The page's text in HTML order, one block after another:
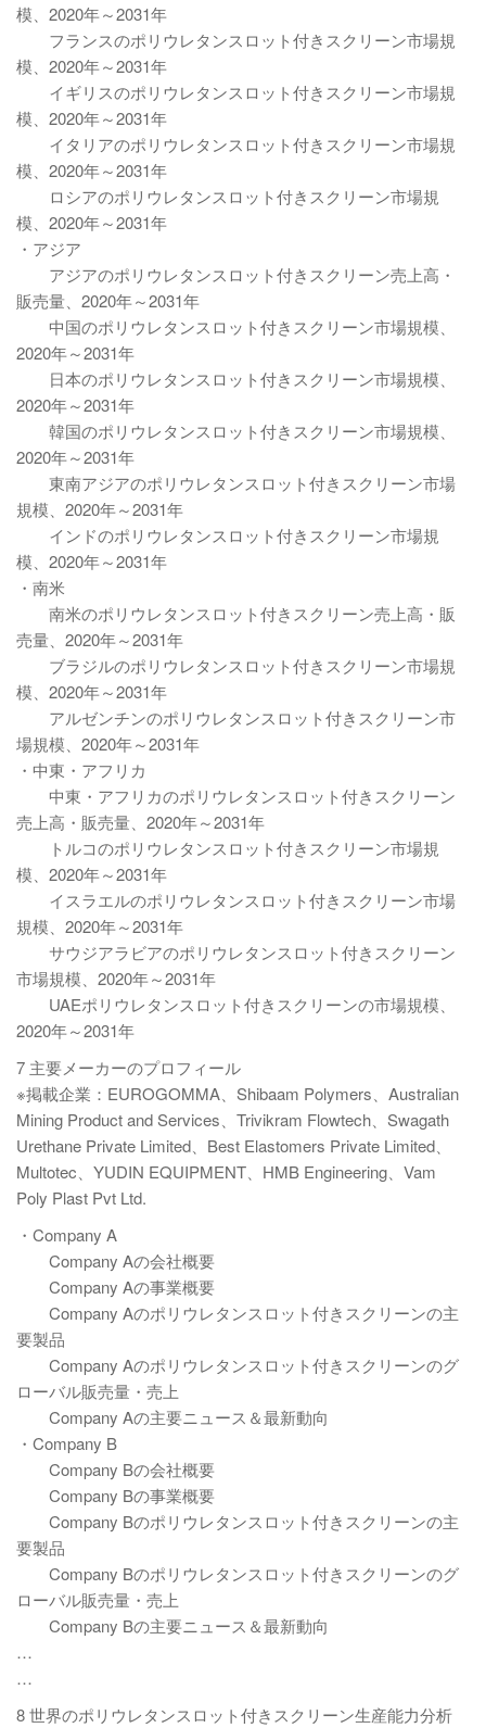
模、2020年～2031年
フランスのポリウレタンスロット付きスクリーン市場規
模、2020年～2031年
イギリスのポリウレタンスロット付きスクリーン市場規
模、2020年～2031年
イタリアのポリウレタンスロット付きスクリーン市場規
模、2020年～2031年
ロシアのポリウレタンスロット付きスクリーン市場規
模、2020年～2031年
・アジア
アジアのポリウレタンスロット付きスクリーン売上高・
販売量、2020年～2031年
中国のポリウレタンスロット付きスクリーン市場規模、
2020年～2031年
日本のポリウレタンスロット付きスクリーン市場規模、
2020年～2031年
韓国のポリウレタンスロット付きスクリーン市場規模、
2020年～2031年
東南アジアのポリウレタンスロット付きスクリーン市場
規模、2020年～2031年
インドのポリウレタンスロット付きスクリーン市場規
模、2020年～2031年
・南米
南米のポリウレタンスロット付きスクリーン売上高・販
売量、2020年～2031年
ブラジルのポリウレタンスロット付きスクリーン市場規
模、2020年～2031年
アルゼンチンのポリウレタンスロット付きスクリーン市
場規模、2020年～2031年
・中東・アフリカ
中東・アフリカのポリウレタンスロット付きスクリーン
売上高・販売量、2020年～2031年
トルコのポリウレタンスロット付きスクリーン市場規
模、2020年～2031年
イスラエルのポリウレタンスロット付きスクリーン市場
規模、2020年～2031年
サウジアラビアのポリウレタンスロット付きスクリーン
市場規模、2020年～2031年
UAEポリウレタンスロット付きスクリーンの市場規模、
2020年～2031年
7 主要メーカーのプロフィール
※掲載企業：EUROGOMMA、Shibaam Polymers、Australian
Mining Product and Services、Trivikram Flowtech、Swagath
Urethane Private Limited、Best Elastomers Private Limited、
Multotec、YUDIN EQUIPMENT、HMB Engineering、Vam
Poly Plast Pvt Ltd.
・Company A
Company Aの会社概要
Company Aの事業概要
Company Aのポリウレタンスロット付きスクリーンの主
要製品
Company Aのポリウレタンスロット付きスクリーンのグ
ローバル販売量・売上
Company Aの主要ニュース＆最新動向
・Company B
Company Bの会社概要
Company Bの事業概要
Company Bのポリウレタンスロット付きスクリーンの主
要製品
Company Bのポリウレタンスロット付きスクリーンのグ
ローバル販売量・売上
Company Bの主要ニュース＆最新動向
…
…
8 世界のポリウレタンスロット付きスクリーン生産能力分析